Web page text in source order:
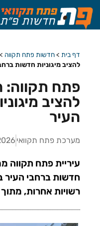
דף בית >חדשות פתח תקווה >
להציב מיגוניות חדשות
פתח תקווה:
להציב
העיר
מערכת פתח תקוואי
עיריית פתח תקווה
חדשות ברחבי
רשויות אחרות,